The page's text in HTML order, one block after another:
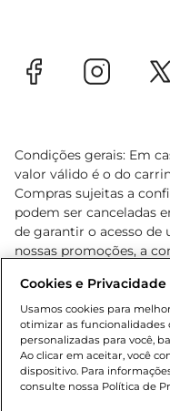
Condições gerais: Em
valor válido é o do
Compras sujeitas a
podem ser canceladas
de garantir o acesso
nossas promoções, a
cliente. Os preços,
o e-commerce e
sofrer alterações sem
de bebidas alcoólicas
Lei n.º 8069/90, art. 81,
Adolescente). Preços e
Cookies e Privacidade
Usamos cookies para
otimizar as funcionalidades
personalizadas para você,
Ao clicar em aceitar, você
dispositivo. Para
consulte nossa Política de